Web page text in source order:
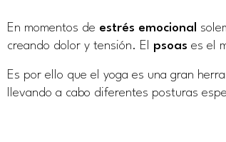
En momentos de estrés emocional
creando dolor y tensión. El psoas es el
Es por ello que el yoga es una gran
llevando a cabo diferentes posturas